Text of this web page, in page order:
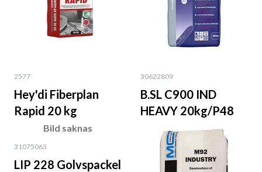
2577
Hey'di Fiberplan
Rapid 20 kg
30622809
B.SL C900 IND
HEAVY 20kg/P48
Bild saknas
31075063
LIP 228 Golvspackel